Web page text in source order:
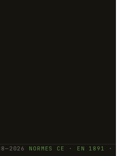
NORMES CE · EN 1891 ·